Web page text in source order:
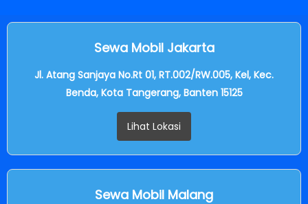
Sewa Mobil Jakarta
Jl. Atang Sanjaya No.Rt 01, RT.002/RW.005, Kel, Kec.
Benda, Kota Tangerang, Banten 15125
Lihat Lokasi
Sewa Mobil Malang